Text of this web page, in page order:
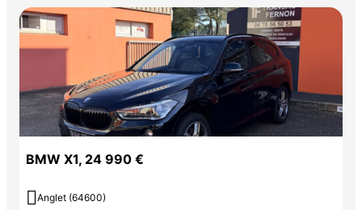
BMW X1, 24 990 €
 Anglet (64600)